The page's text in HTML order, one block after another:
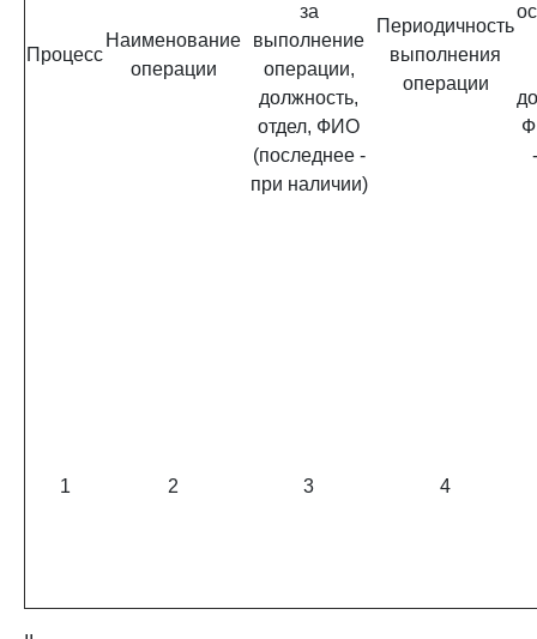
Процесс
Наименование
операции
за
выполнение
операции,
должность,
отдел, ФИО
(последнее -
при наличии)
Периодичность
выполнения
операции
1 2 3 4